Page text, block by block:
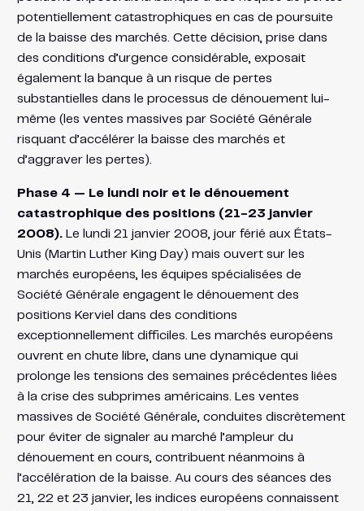
potentiellement catastrophiques en cas de poursuite
de la baisse des marchés. Cette décision, prise dans
des conditions d’urgence considérable, exposait
également la banque à un risque de pertes
substantielles dans le processus de dénouement lui-
même (les ventes massives par Société Générale
risquant d’accélérer la baisse des marchés et
d’aggraver les pertes).
Phase 4 — Le lundi noir et le dénouement
catastrophique des positions (21-23 janvier
2008).Le lundi 21 janvier 2008, jour férié aux États-
Unis (Martin Luther King Day) mais ouvert sur les
marchés européens, les équipes spécialisées de
Société Générale engagent le dénouement des
positions Kerviel dans des conditions
exceptionnellement difficiles. Les marchés européens
ouvrent en chute libre, dans une dynamique qui
prolonge les tensions des semaines précédentes liées
à la crise des subprimes américains. Les ventes
massives de Société Générale, conduites discrètement
pour éviter de signaler au marché l’ampleur du
dénouement en cours, contribuent néanmoins à
l’accélération de la baisse. Au cours des séances des
21, 22 et 23 janvier, les indices européens connaissent